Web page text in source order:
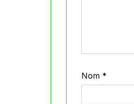
Nom *